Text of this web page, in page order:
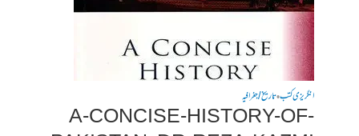
انگریزی کتب•تاریخ / جغرافیہ
A-CONCISE-HISTORY-OF-